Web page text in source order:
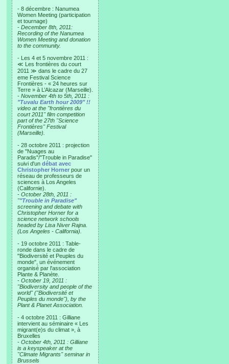
- 8 décembre : Nanumea
Women Meeting (participation
et tournage)
- December 8th, 2011:
Recording of the Nanumea
Women Meeting and donation
to the community.
- Les 4 et 5 novembre 2011 :
≪ Les frontières du court
2011 ≫ dans le cadre du 27
eme Festival Science
Frontières - « 24 heures sur
Terre » à L’Alcazar (Marseille).
- November 4th to 5th, 2011 :
"Tuvalu Earth hour 2009" !!
video at the "frontières du
court 2011" film competition
part of the 27th "Science
Frontières" Festival
(Marseille).
- 28 octobre 2011 : projection
de "Nuages au
Paradis"/"Trouble in Paradise"
suivi d'un débat avec
Christopher Horner pour un
réseau de professeurs de
sciences à Los Angeles
(Californie).
- October 28th, 2011 :
""Trouble in Paradise"
screening and debate with
Christopher Horner for a
science network schools
headed by Lisa Niver Rajna.
(Los Angeles - California).
- 19 octobre 2011 : Table-
ronde dans le cadre de
"Biodiversité et Peuples du
monde", un événement
organisé par l'association
Plante & Planète.
- October 19, 2011 :
"Biodiversity and people of the
world" ("Biodiversité et
Peuples du monde"), by the
Plant & Planet Association.
- 4 octobre 2011 : Gilliane
intervient au séminaire « Les
migrant(e)s du climat », à
Bruxelles
- October 4th, 2011 : Gilliane
is a keyspeaker at the
"Climate Migrants" seminar in
Brussels